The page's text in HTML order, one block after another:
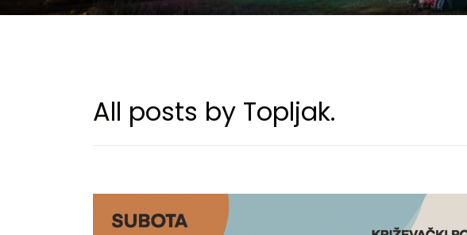
All posts by Topljak.